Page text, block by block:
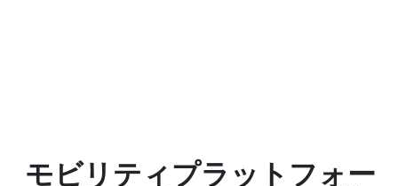
モビリティプラットフォー